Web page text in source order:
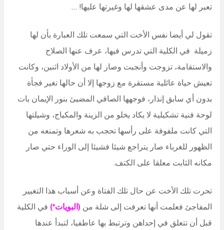
تعبر لها عن مدى عشقها لها وغيرتها عليها! …
تقول لي أيضا نفس الأخت التي سمعت تلك العبارة بأن لها
زميلة في الكلية التي تدرس فيها، عرف عنها الصلاح
والاستقامة، تزوجت وأنجبت وصار لها من الأولاد اثنين، وكانت
تعيش حياة عائلية مستقرة مع زوجها إلا أن حالها تغير فجأة
بدون أي سابق إنذار، فوجهها الصافي المضيئ بنور الإيمان بات
لوحة فنية تشكيلية لا يكاد يخلو من الزينة والمكياج، وشيلتها
التي كانت ملفوفة على رأسها تحجب به شعرها وتمنعه من
الظهور للغرباء صار يتراجع شيئا فشيئا إلى الوراء حتي صار
مكانه الثابت معلقا على الكتف.
تحرت تلك الأخت عن حال تلك الفتاة وعن أسباب هذا التغيير
المفاجئ فعلمت أنها تعرفت إلى شلة من (البويات*) في الكلية
قبل أن تتعلق في إحداهن وترتبط بها عاطفيا، لتبدأ عندها